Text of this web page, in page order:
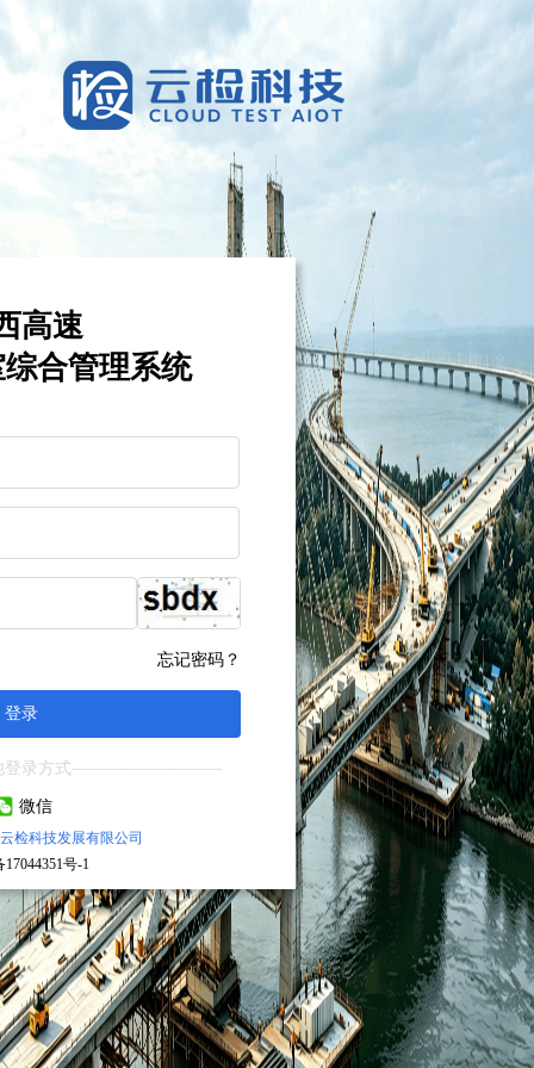
高速
合管理系统
忘记密码？
登录
录方式—————————
微信
检科技发展有限公司
17044351号-1